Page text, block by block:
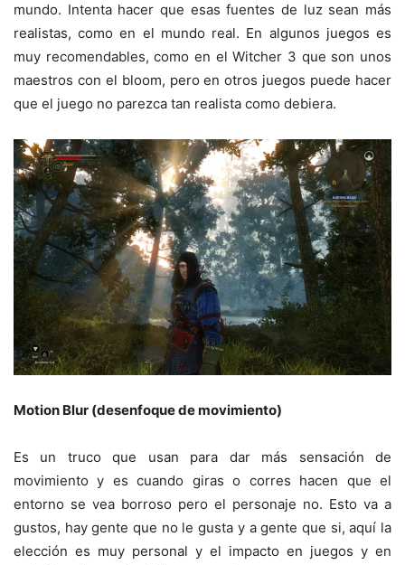
mundo. Intenta hacer que esas fuentes de luz sean más
realistas, como en el mundo real. En algunos juegos es
muy recomendables, como en el Witcher 3 que son unos
maestros con el bloom, pero en otros juegos puede hacer
que el juego no parezca tan realista como debiera.
Motion Blur (desenfoque de movimiento)
Es un truco que usan para dar más sensación de
movimiento y es cuando giras o corres hacen que el
entorno se vea borroso pero el personaje no. Esto va a
gustos, hay gente que no le gusta y a gente que si, aquí la
elección es muy personal y el impacto en juegos y en